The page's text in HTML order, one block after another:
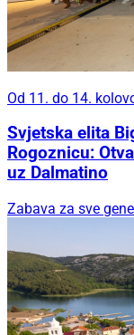
Od 11. do 14.
Svjetska elita
Rogoznicu:
uz Dalmatino
Zabava za sve